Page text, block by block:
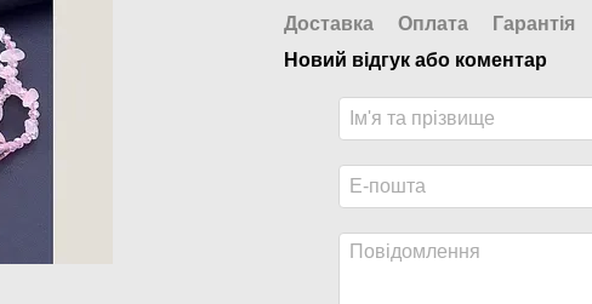
Доставка
Оплата Гарантія
Новий відгук або коментар